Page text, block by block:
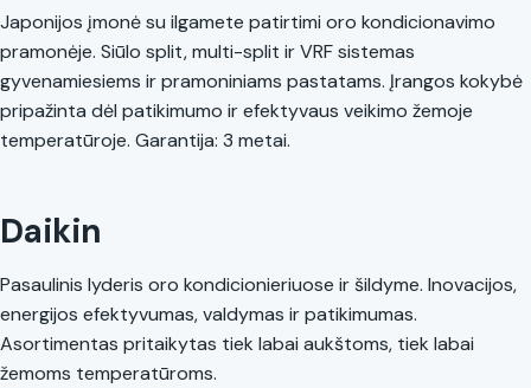
Japonijos įmonė su ilgamete patirtimi oro kondicionavimo
pramonėje. Siūlo split, multi-split ir VRF sistemas
gyvenamiesiems ir pramoniniams pastatams. Įrangos kokybė
pripažinta dėl patikimumo ir efektyvaus veikimo žemoje
temperatūroje. Garantija: 3 metai.
Daikin
Pasaulinis lyderis oro kondicionieriuose ir šildyme. Inovacijos,
energijos efektyvumas, valdymas ir patikimumas.
Asortimentas pritaikytas tiek labai aukštoms, tiek labai
žemoms temperatūroms.